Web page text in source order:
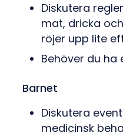
Diskutera
mat, dricka
röjer upp lite
Behöver du ha
Barnet
Diskutera
medicinsk